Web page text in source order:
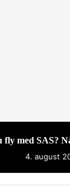
fly med SAS?
4. august